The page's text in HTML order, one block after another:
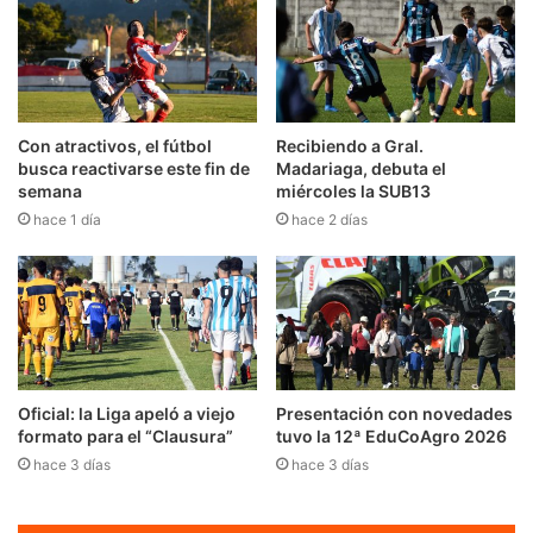
i
r
e
c
c
ó
n
d
c
o
r
r
e
o
e
l
e
Con atractivos, el fútbol
busca reactivarse este fin de
semana
hace 1 día
Recibiendo a Gral.
Madariaga, debuta el
miércoles la SUB13
hace 2 días
Oficial: la Liga apeló a viejo
formato para el “Clausura”
hace 3 días
Presentación con novedades
tuvo la 12ª EduCoAgro 2026
hace 3 días